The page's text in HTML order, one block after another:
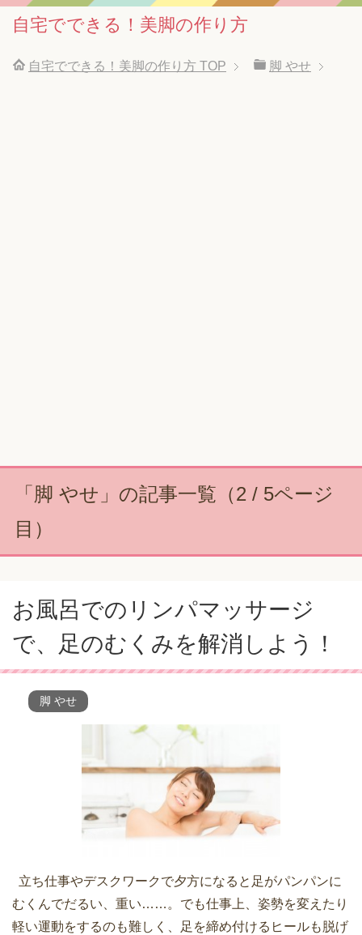
自宅でできる！美脚の作り方
自宅でできる！美脚の作り方 TOP 脚 やせ
「脚 やせ」の記事一覧（2 / 5ページ
目）
お風呂でのリンパマッサージ
で、足のむくみを解消しよう！
脚 やせ
立ち仕事やデスクワークで夕方になると足がパンパンに
むくんでだるい、重い……。でも仕事上、姿勢を変えたり
軽い運動をするのも難しく、足を締め付けるヒールも脱げ